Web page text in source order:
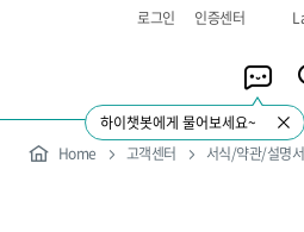
로그인 인증센터
하이챗봇에게 물어보세요~
Home 고객센터 서식/약관/설명